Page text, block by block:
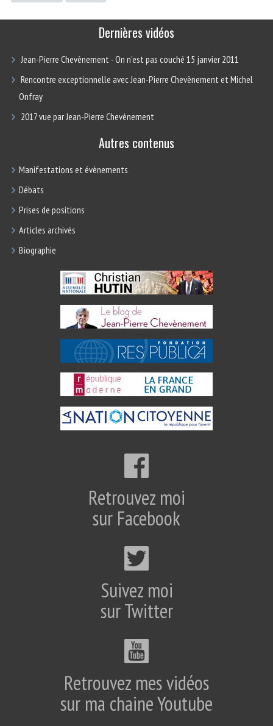
Dernières vidéos
Jean-Pierre Chevènement - On n’est pas couché 15 janvier 2011
Rencontre exceptionnelle avec Jean-Pierre Chevènement et Michel
Onfray
2017 vue par Jean-Pierre Chevènement
Autres contenus
Manifestations et évènements
Débats
Prises de positions
Articles archivés
Biographie
Retrouvez moi
sur Facebook
Suivez moi
sur Twitter
Retrouvez mes vidéos
sur ma chaine Youtube